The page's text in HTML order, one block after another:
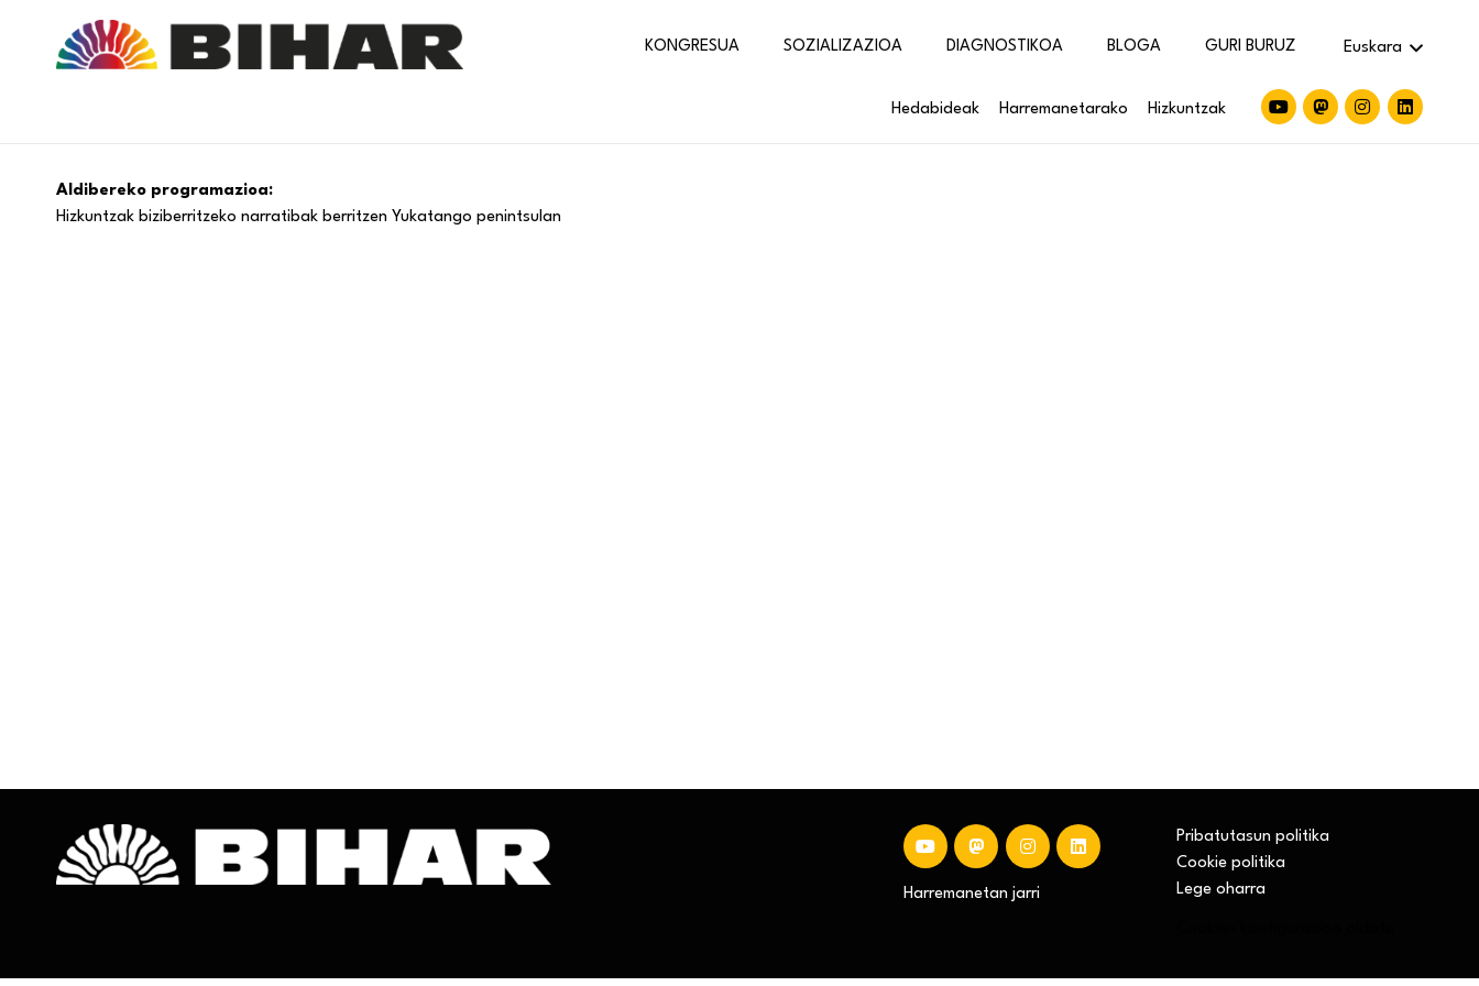
KONGRESUA SOZIALIZAZIOA DIAGNOSTIKOA BLOGA GURI BURUZ Euskara
Hedabideak Harremanetarako Hizkuntzak
Aldibereko programazioa:
Hizkuntzak biziberritzeko narratibak berritzen Yukatango penintsulan
Harremanetan jarri
Pribatutasun politika
Cookie politika
Lege oharra